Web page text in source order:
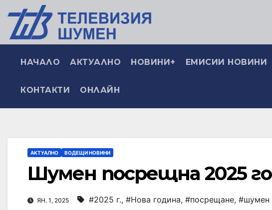
НАЧАЛО АКТУАЛНО НОВИНИ+ ЕМИСИИ НОВИНИ
КОНТАКТИ ОНЛАЙН
АКТУАЛНО ВОДЕЩИ НОВИНИ
Шумен посрещна 2025
ЯН. 1, 2025 #2025 г., #Нова година, #посрещане, #шумен